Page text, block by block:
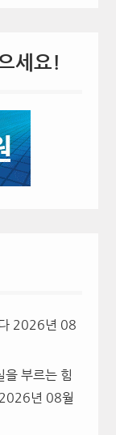
세요!
2026년 08
을 부르는 힘
2026년 08월